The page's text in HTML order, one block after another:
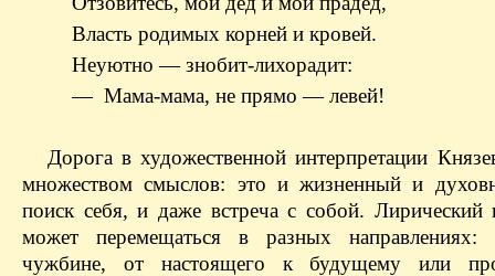
Власть родимых корней и кровей.
Неуютно — знобит-лихорадит:
— Мама-мама, не прямо — левей!
Дорога в художественной интерпретации
множеством смыслов: это и жизненный и
поиск себя, и даже встреча с собой. Лирический
может перемещаться в разных
чужбине, от настоящего к будущему или